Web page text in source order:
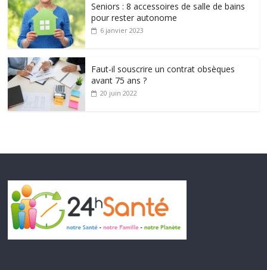
Seniors : 8 accessoires de salle de bains
pour rester autonome
6 janvier 2023
Faut-il souscrire un contrat obsèques
avant 75 ans ?
20 juin 2022